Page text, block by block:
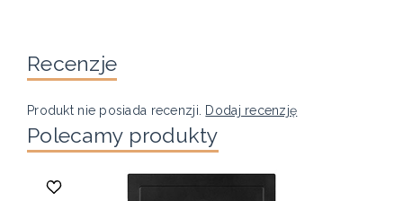
Recenzje
Produkt nie posiada recenzji. Dodaj recenzję
Polecamy produkty